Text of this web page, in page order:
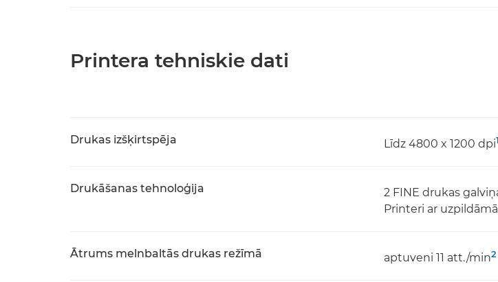
Printera tehniskie dati
Drukas izšķirtspēja Līdz 4800 x 1200 dpi1
Drukāšanas tehnoloģija
2 FINE drukas
Printeri ar
Ātrums melnbaltās drukas režīmā aptuveni 11 att./min2